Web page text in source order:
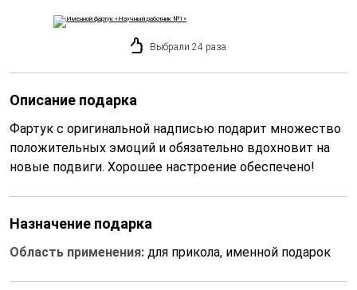
Выбрали 24 раза
Описание подарка
Фартук с оригинальной надписью подарит множество
положительных эмоций и обязательно вдохновит на
новые подвиги. Хорошее настроение обеспечено!
Назначение подарка
Область применения: для прикола, именной подарок